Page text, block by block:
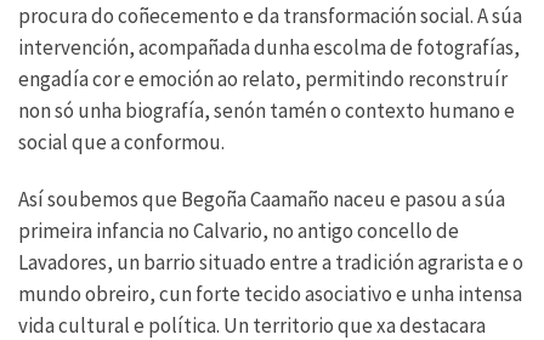
procura do coñecemento e da transformación social. A súa
intervención, acompañada dunha escolma de fotografías,
engadía cor e emoción ao relato, permitindo reconstruír
non só unha biografía, senón tamén o contexto humano e
social que a conformou.
Así soubemos que Begoña Caamaño naceu e pasou a súa
primeira infancia no Calvario, no antigo concello de
Lavadores, un barrio situado entre a tradición agrarista e o
mundo obreiro, cun forte tecido asociativo e unha intensa
vida cultural e política. Un territorio que xa destacara